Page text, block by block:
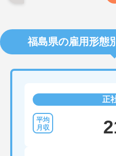
福島県の雇用形態
正